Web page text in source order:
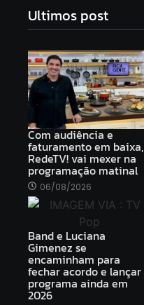
Ultimos post
Com audiência e
faturamento em baixa,
RedeTV! vai mexer na
programação matinal
06/08/2026
Band e Luciana
Gimenez se
encaminham para
fechar acordo e lançar
programa ainda em
2026